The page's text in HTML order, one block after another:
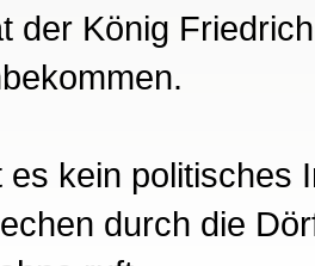
der König
es kein politisches
durch die